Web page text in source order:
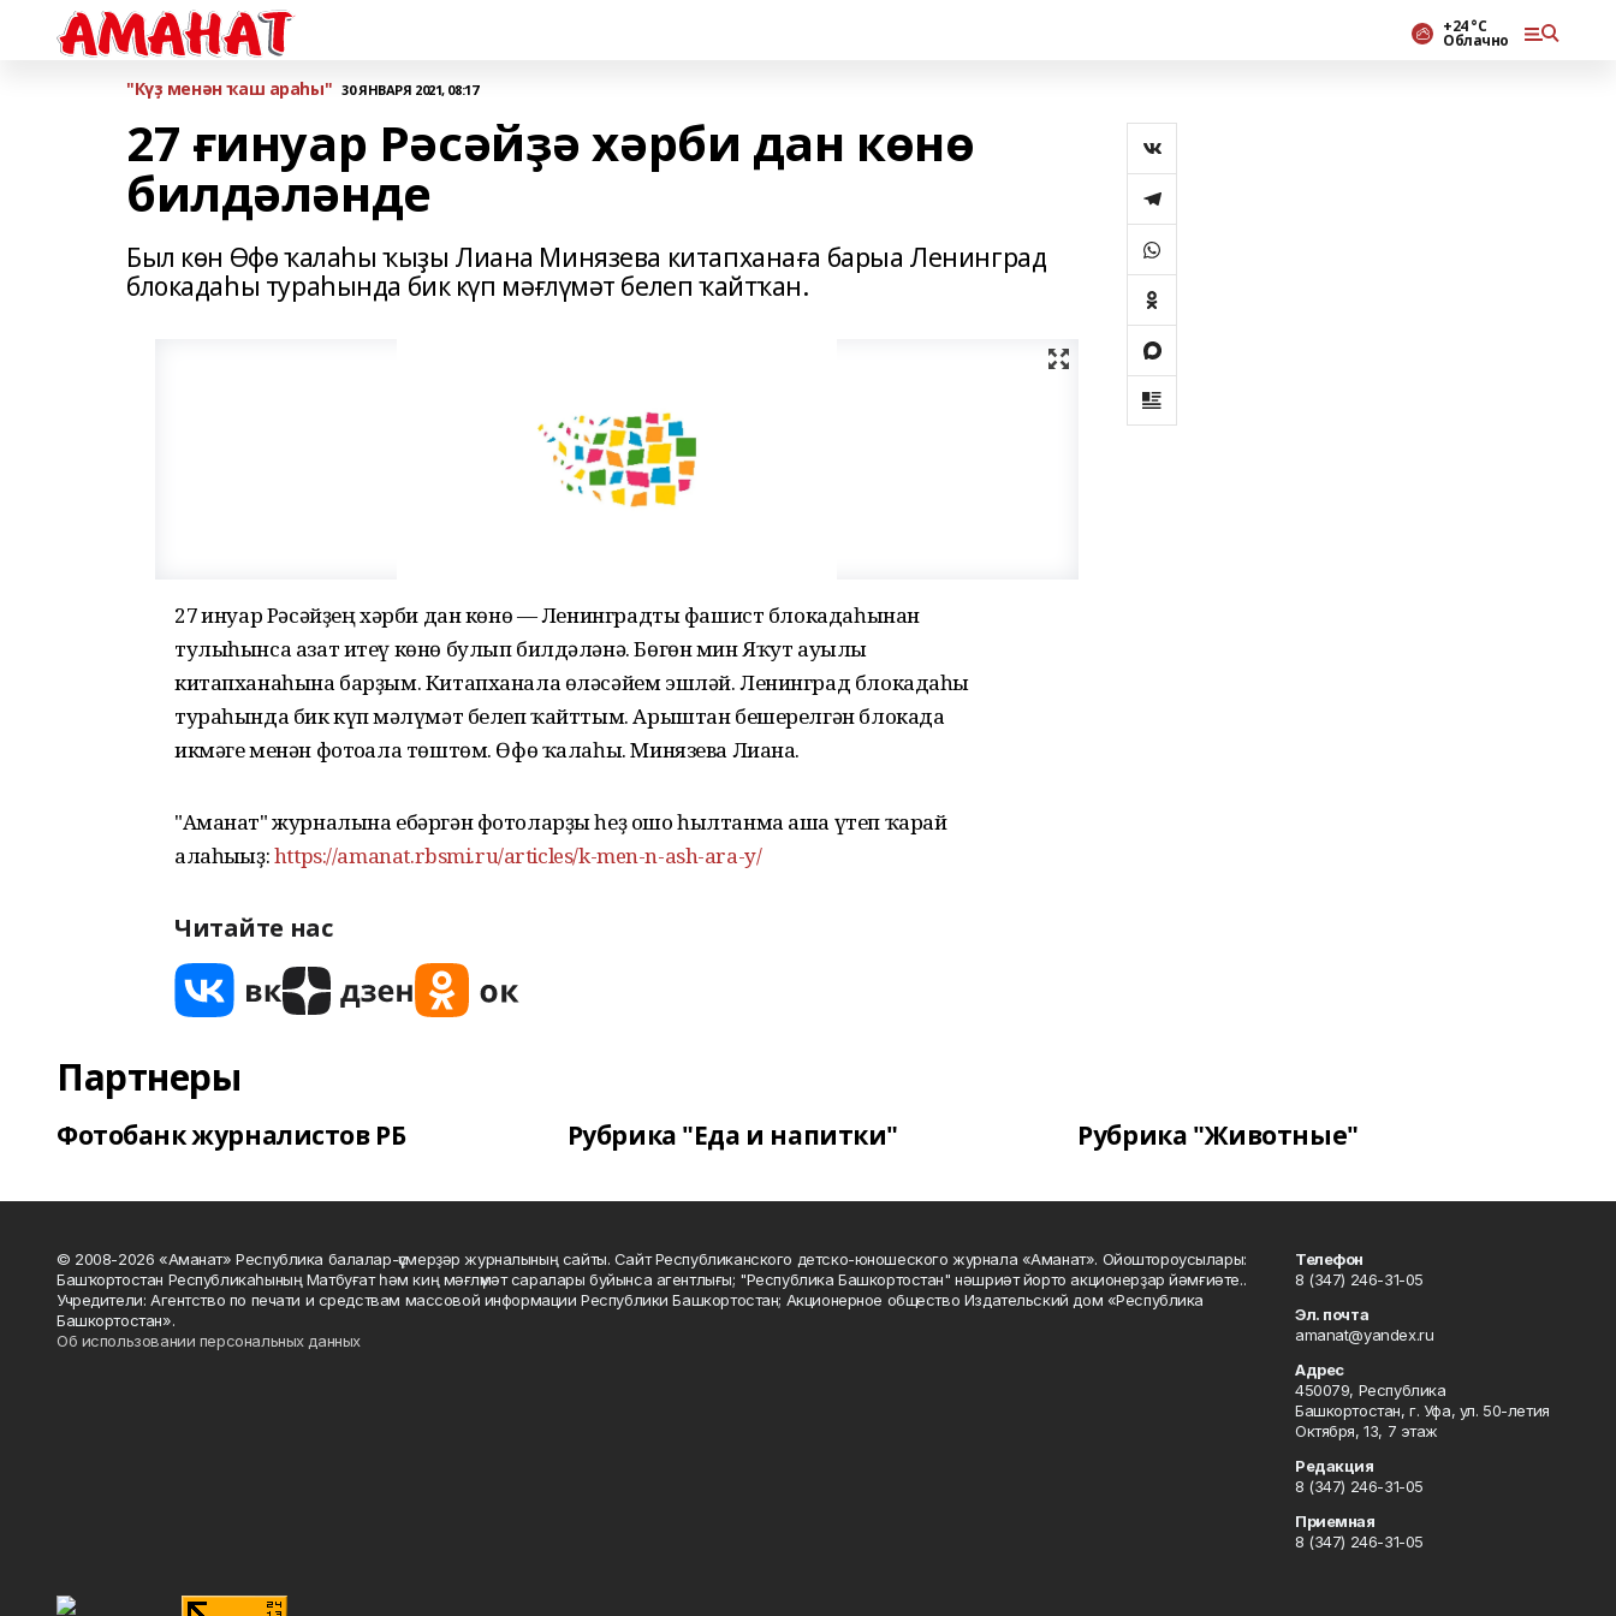
+24 °С
Облачно
"Күҙ менән ҡаш араһы" 30 ЯНВАРЯ 2021, 08:17
27 ғинуар Рәсәйҙә хәрби дан көнө
билдәләнде
Был көн Өфө ҡалаһы ҡыҙы Лиана Минязева китапханаға барыа Ленинград
блокадаһы тураһында бик күп мәғлүмәт белеп ҡайтҡан.
27 ғинуар Рәсәйҙең хәрби дан көнө — Ленинградты фашист блокадаһынан
тулыһынса азат итеү көнө булып билдәләнә. Бөгөн мин Яҡут ауылы
китапханаһына барҙым. Китапханала өләсәйем эшләй. Ленинград блокадаһы
тураһында бик күп мәғлүмәт белеп ҡайттым. Арыштан бешерелгән блокада
икмәге менән фотоғала төштөм. Өфө ҡалаһы. Минязева Лиана.
"Аманат" журналына ебәргән фотоларҙы һеҙ ошо һылтанма аша үтеп ҡарай
алаһығыҙ:https://amanat.rbsmi.ru/articles/k-men-n-ash-ara-y/
Читайте нас
Партнеры
Фотобанк журналистов РБ Рубрика "Еда и напитки" Рубрика "Животные"
© 2008-2026 «Аманат» Республика балалар-үҫмерҙәр журналының сайты. Сайт Республиканского детско-юношеского журнала «Аманат». Ойоштороусылары:
Башҡортостан Республикаһының Матбуғат һәм киң мәғлүмәт саралары буйынса агентлығы; "Республика Башкортостан" нәшриәт йорто акционерҙар йәмғиәте..
Учредители: Агентство по печати и средствам массовой информации Республики Башкортостан; Акционерное общество Издательский дом «Республика
Башкортостан».
Об использовании персональных данных
Телефон
8 (347) 246-31-05
Эл. почта
amanat@yandex.ru
Адрес
450079, Республика
Башкортостан, г. Уфа, ул. 50-летия
Октября, 13, 7 этаж
Редакция
8 (347) 246-31-05
Приемная
8 (347) 246-31-05